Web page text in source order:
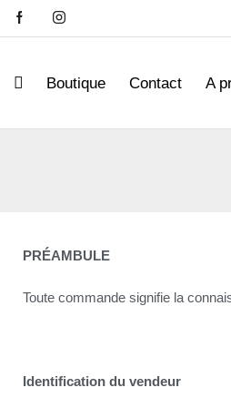
Boutique Contact A
PRÉAMBULE
Toute commande signifie la
Identification du vendeur